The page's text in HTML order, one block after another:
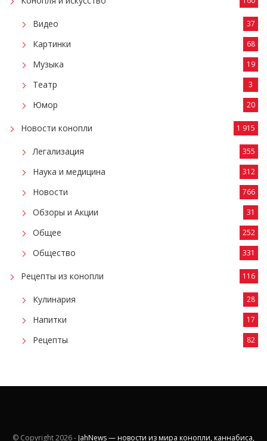
Видео 37
Картинки 68
Музыка 19
Театр 3
Юмор 20
Новости конопли 1 915
Легализация 355
Наука и медицина 312
Новости 766
Обзоры и Акции 31
Общее 252
Общество 331
Рецепты из конопли 116
Кулинария 28
Напитки 17
Рецепты 82
© Copyright2026 - JahNews — новости из мира конопли, каннабиса,